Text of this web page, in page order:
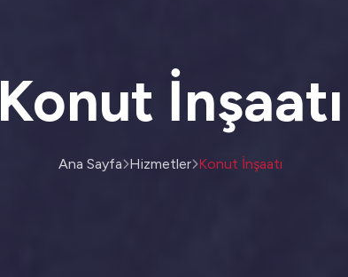
Konut İnşaatı
Ana Sayfa Hizmetler Konut İnşaatı